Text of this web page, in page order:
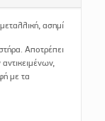
ασημί
Αποτρέπει
με τα